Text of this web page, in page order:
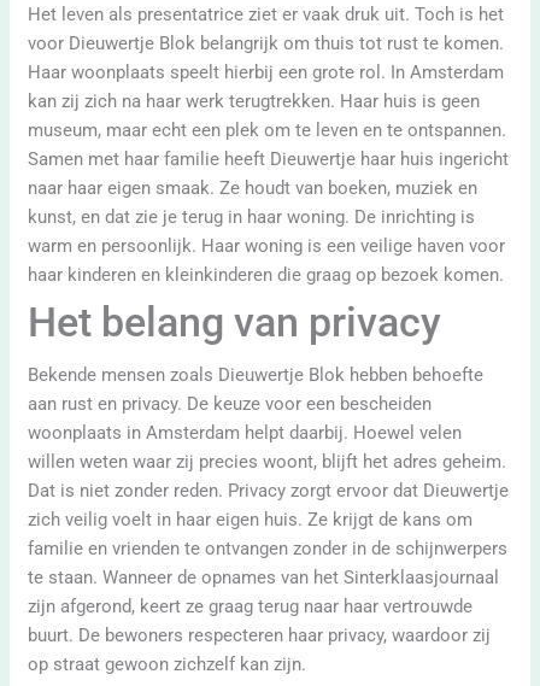
Het leven als presentatrice ziet er vaak druk uit. Toch is het
voor Dieuwertje Blok belangrijk om thuis tot rust te komen.
Haar woonplaats speelt hierbij een grote rol. In Amsterdam
kan zij zich na haar werk terugtrekken. Haar huis is geen
museum, maar echt een plek om te leven en te ontspannen.
Samen met haar familie heeft Dieuwertje haar huis ingericht
naar haar eigen smaak. Ze houdt van boeken, muziek en
kunst, en dat zie je terug in haar woning. De inrichting is
warm en persoonlijk. Haar woning is een veilige haven voor
haar kinderen en kleinkinderen die graag op bezoek komen.
Het belang van privacy
Bekende mensen zoals Dieuwertje Blok hebben behoefte
aan rust en privacy. De keuze voor een bescheiden
woonplaats in Amsterdam helpt daarbij. Hoewel velen
willen weten waar zij precies woont, blijft het adres geheim.
Dat is niet zonder reden. Privacy zorgt ervoor dat Dieuwertje
zich veilig voelt in haar eigen huis. Ze krijgt de kans om
familie en vrienden te ontvangen zonder in de schijnwerpers
te staan. Wanneer de opnames van het Sinterklaasjournaal
zijn afgerond, keert ze graag terug naar haar vertrouwde
buurt. De bewoners respecteren haar privacy, waardoor zij
op straat gewoon zichzelf kan zijn.